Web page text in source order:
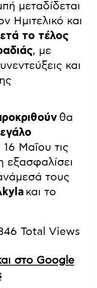
μεταδίδεται
Ημιτελικό και
το τέλος
, με
και
θα
Μαΐου τις
εξασφαλίσει
τους
και το
Total Views
στο Google